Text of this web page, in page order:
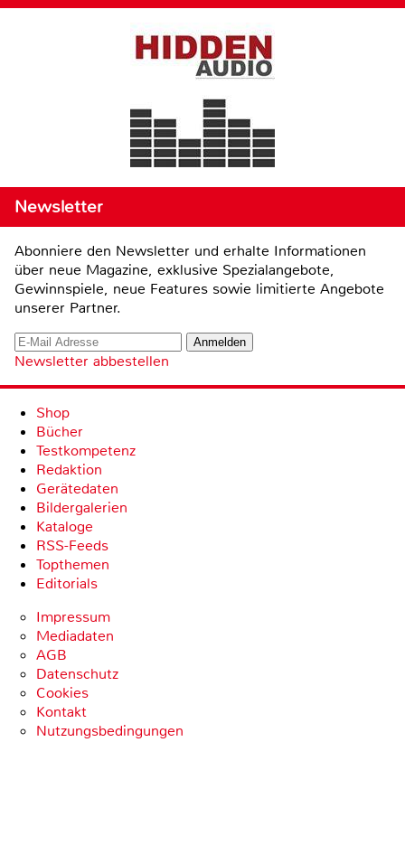
Newsletter
Abonniere den Newsletter und erhalte Informationen
über neue Magazine, exklusive Spezialangebote,
Gewinnspiele, neue Features sowie limitierte Angebote
unserer Partner.
Newsletter abbestellen
Shop
Bücher
Testkompetenz
Redaktion
Gerätedaten
Bildergalerien
Kataloge
RSS-Feeds
Topthemen
Editorials
Impressum
Mediadaten
AGB
Datenschutz
Cookies
Kontakt
Nutzungsbedingungen